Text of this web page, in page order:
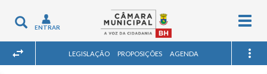
Toggle
navigation
ENTRAR
LEGISLAÇÃO PROPOSIÇÕES AGENDA